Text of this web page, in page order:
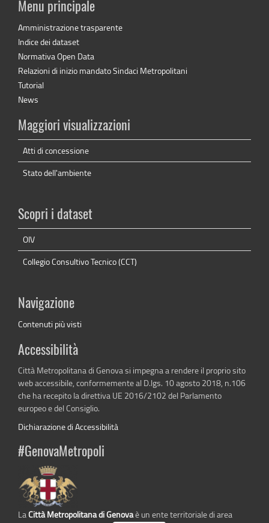
Menu principale
Amministrazione trasparente
Indice dei dataset
Normativa Open Data
Relazioni di inizio mandato Sindaci Metropolitani
Tutorial
News
Maggiori visualizzazioni
Atti di concessione
Stato dell'ambiente
Scopri i dataset
OIV
Collegio Consultivo Tecnico (CCT)
Navigazione
Contenuti più visti
Accessibilità
Città Metropolitana di Genova si impegna a rendere il proprio sito
web accessibile, conformemente al D.lgs. 10 agosto 2018, n.106
che ha recepito la direttiva UE 2016/2102 del Parlamento
europeo e del Consiglio.
Dichiarazione di Accessibilità
#GenovaMetropoli
LaCittà Metropolitana di Genovaè un ente territoriale di area